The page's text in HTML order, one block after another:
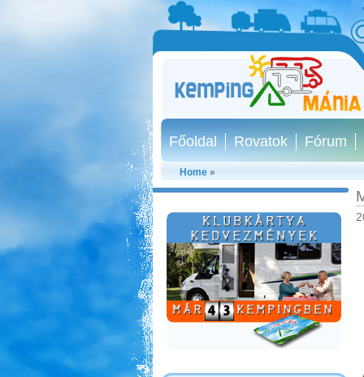
Főoldal Rovatok Fórum
Home»